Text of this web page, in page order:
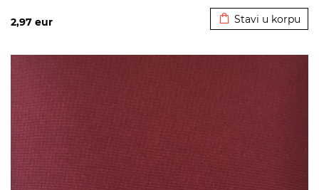
2,97 eur Stavi u korpu